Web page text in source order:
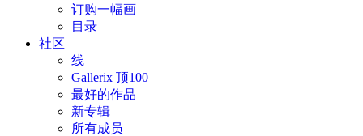
订购一幅画
目录
社区
线
Gallerix 顶100
最好的作品
新专辑
所有成员